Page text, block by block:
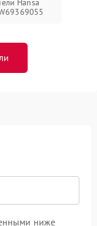
Hansa
ниже